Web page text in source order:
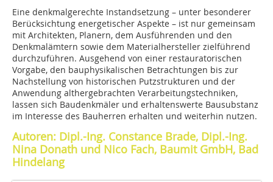
Eine denkmalgerechte Instandsetzung – unter besonderer
Berücksichtung energetischer Aspekte – ist nur gemeinsam
mit Architekten, Planern, dem Ausführenden und den
Denkmalämtern sowie dem Materialhersteller zielführend
durchzuführen. Ausgehend von einer restauratorischen
Vorgabe, den bauphysikalischen Betrachtungen bis zur
Nachstellung von historischen Putzstrukturen und der
Anwendung althergebrachten Verarbeitungstechniken,
lassen sich Baudenkmäler und erhaltenswerte Bausubstanz
im Interesse des Bauherren erhalten und weiterhin nutzen.
Autoren: Dipl.-Ing. Constance Brade, Dipl.-Ing.
Nina Donath und Nico Fach, Baumit GmbH, Bad
Hindelang